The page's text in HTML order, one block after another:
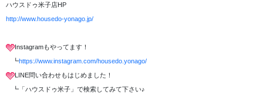
ハウスドゥ米子店HP
http://www.housedo-yonago.jp/
Instagramもやってます！
┗https://www.instagram.com/housedo.yonago/
LINE問い合わせもはじめました！
┗「ハウスドゥ米子」で検索してみて下さい♪